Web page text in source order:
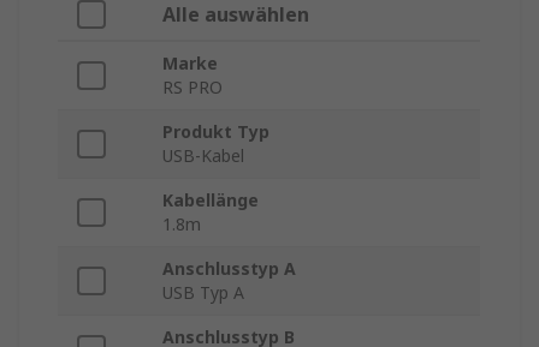
Alle auswählen
Marke
RS PRO
Produkt Typ
USB-Kabel
Kabellänge
1.8m
Anschlusstyp A
USB Typ A
Anschlusstyp B